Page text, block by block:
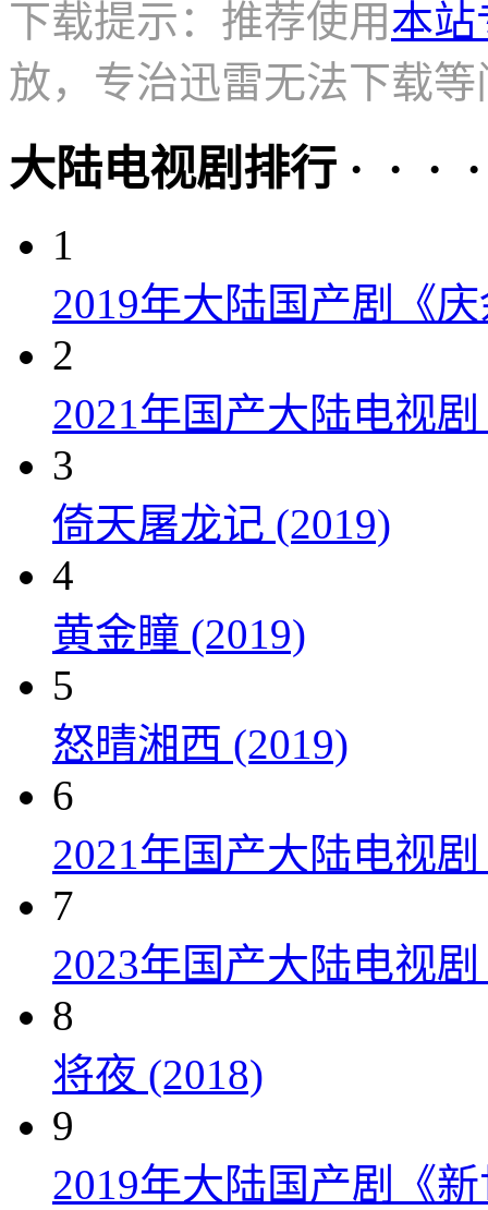
下载提示：推荐使用本站
放，专治迅雷无法下载等
大陆电视剧排行 · · ·
1
2019年大陆国产剧《
2
2021年国产大陆电视
3
倚天屠龙记 (2019)
4
黄金瞳 (2019)
5
怒晴湘西 (2019)
6
2021年国产大陆电视
7
2023年国产大陆电视
8
将夜 (2018)
9
2019年大陆国产剧《